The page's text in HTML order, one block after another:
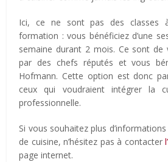
Ici, ce ne sont pas des classes
formation : vous bénéficiez d’une
semaine durant 2 mois. Ce sont de
par des chefs réputés et vous
Hofmann. Cette option est donc
ceux qui voudraient intégrer la
professionnelle.
Si vous souhaitez plus
de cuisine, n’hésitez pas à contacter
page internet.